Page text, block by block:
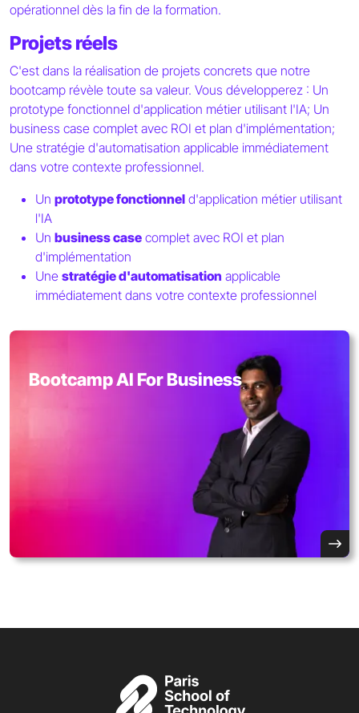
opérationnel dès la fin de la formation.
Projets réels
C'est dans la réalisation de projets concrets que notre
bootcamp révèle toute sa valeur. Vous développerez : Un
prototype fonctionnel d'application métier utilisant l'IA; Un
business case complet avec ROI et plan d'implémentation;
Une stratégie d'automatisation applicable immédiatement
dans votre contexte professionnel.
Un prototype fonctionnel d'application métier utilisant
l'IA
Un business case complet avec ROI et plan
d'implémentation
Une stratégie d'automatisation applicable
immédiatement dans votre contexte professionnel
Bootcamp AI For Business